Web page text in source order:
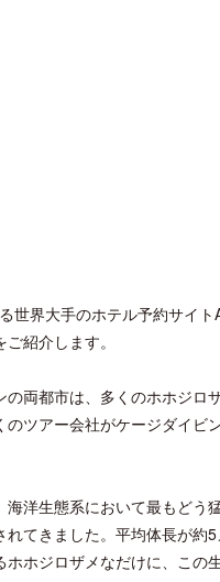
界大手のホテル予約サイ
紹介します。
両都市は、多くのホホジロ
ツアー会社がケージダイビ
洋生態系において最もどう
てきました。平均体長が約
ホジロザメなだけに、この